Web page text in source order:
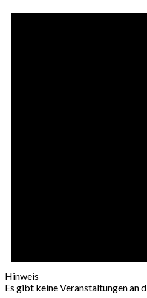
Hinweis
Es gibt keine Veranstaltungen an